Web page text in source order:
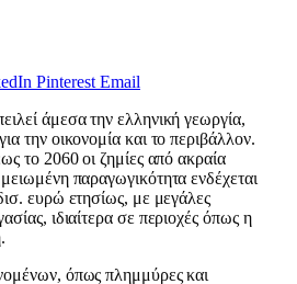
Pinterest Email
άμεσα την ελληνική γεωργία,
την οικονομία και το περιβάλλον.
το 2060 οι ζημίες από ακραία
παραγωγικότητα ενδέχεται
ευρώ ετησίως, με μεγάλες
ιδιαίτερα σε περιοχές όπως η
όπως πλημμύρες και